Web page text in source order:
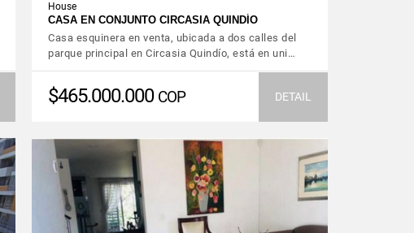
House
CASA EN CONJUNTO CIRCASIA QUINDÍO
Casa esquinera en venta, ubicada a dos calles del
parque principal en Circasia Quindío, está en uni…
$465.000.000 COP DETAIL